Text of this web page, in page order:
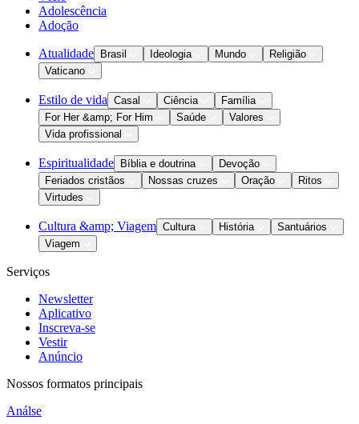
Adolescência
Adoção
Atualidade Brasil Ideologia Mundo
Religião
Vaticano
Estilo de vida Casal Ciência
Família
For Her &amp; For Him
Saúde
Valores
Vida profissional
Espiritualidade Bíblia e doutrina
Devoção
Feriados cristãos
Nossas cruzes Oração
Ritos
Virtudes
Cultura &amp; Viagem Cultura História
Santuários
Viagem
Serviços
Newsletter
Aplicativo
Inscreva-se
Vestir
Anúncio
Nossos formatos principais
Análse